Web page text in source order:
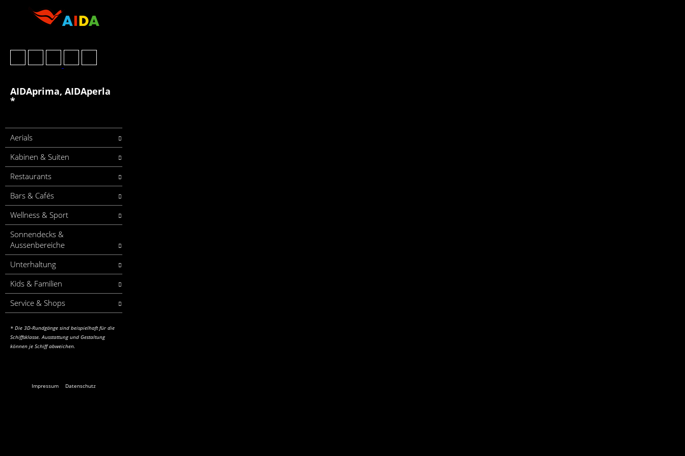
AIDAprima, AIDAperla
*
Aerials
Kabinen & Suiten
Restaurants
Bars & Cafés
Wellness & Sport
Sonnendecks &
Aussenbereiche
Unterhaltung
Kids & Familien
Service & Shops
* Die 3D-Rundgänge sind beispielhaft für die
Schiffsklasse.Ausstattung und Gestaltung
können je Schiff abweichen.
Impressum Datenschutz